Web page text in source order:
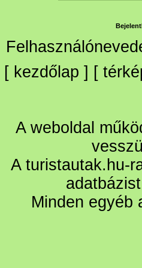
[ kezdőlap ] [
A weboldal
A turistautak.hu-
Minden egyéb